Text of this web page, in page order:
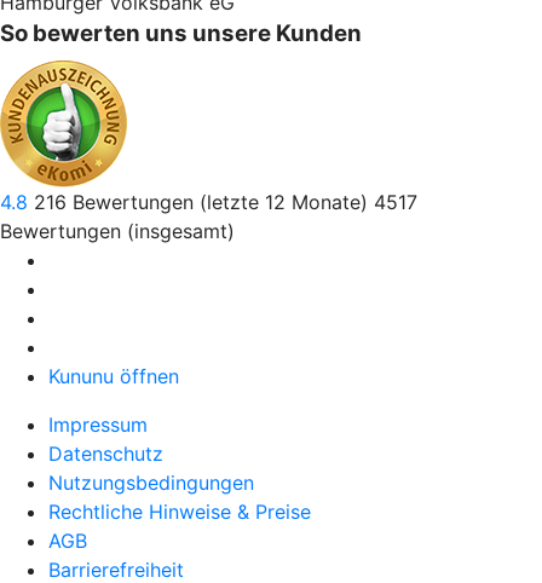
So bewerten uns unsere Kunden
4.8 216 Bewertungen (letzte 12 Monate) 4517
Bewertungen (insgesamt)
Kununu öffnen
Impressum
Datenschutz
Nutzungsbedingungen
Rechtliche Hinweise & Preise
AGB
Barrierefreiheit